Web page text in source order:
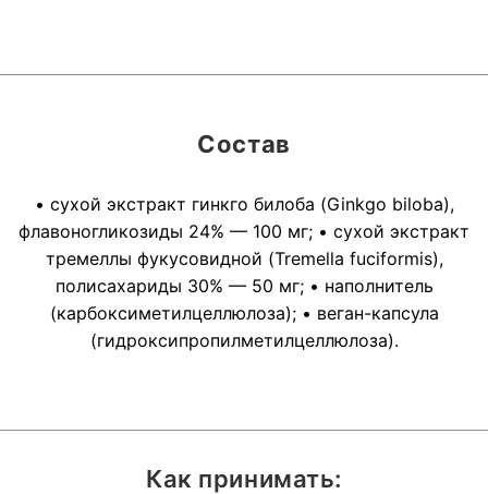
Как принимать:
Состав
• сухой экстракт гинкго билоба (Ginkgo biloba),
флавоногликозиды 24% — 100 мг; • сухой экстракт
тремеллы фукусовидной (Tremella fuciformis),
полисахариды 30% — 50 мг; • наполнитель
(карбоксиметилцеллюлоза); • веган-капсула
(гидроксипропилметилцеллюлоза).